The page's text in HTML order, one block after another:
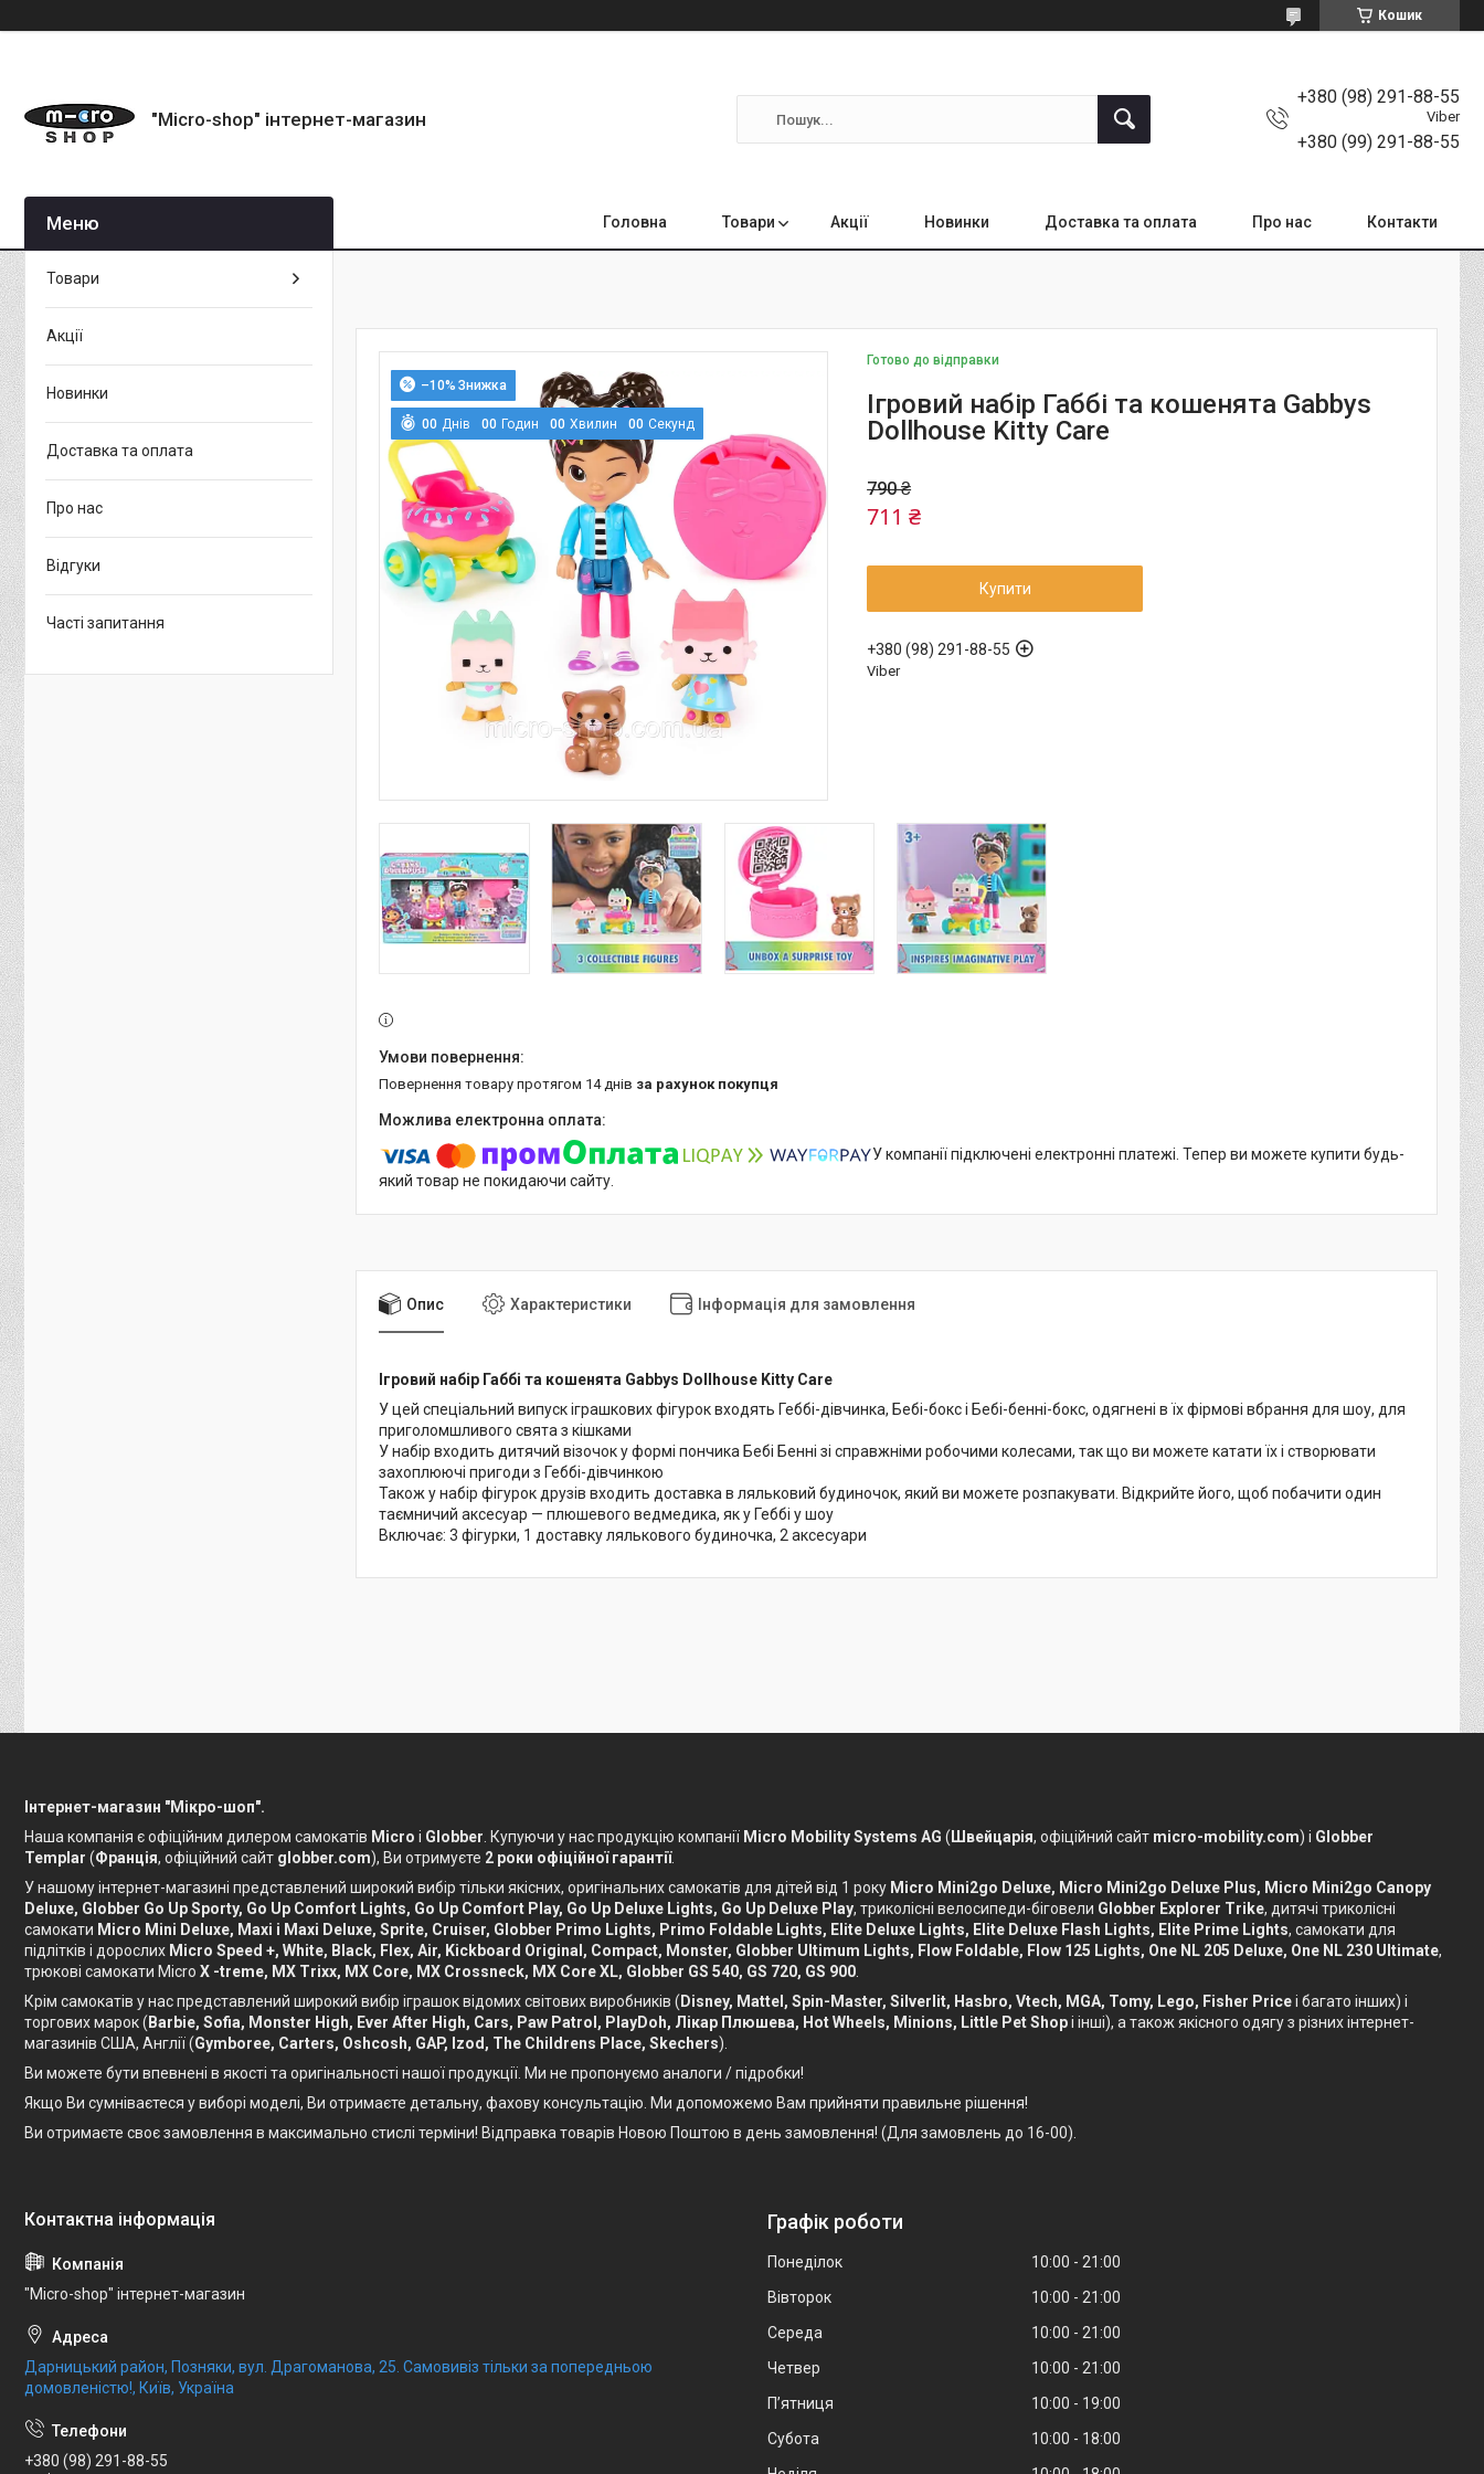
Кошик
"Micro-shop" інтернет-магазин
+380 (98) 291-88-55
Viber
+380 (99) 291-88-55
Головна Товари Акції Новинки Доставка та оплата Про нас Контакти
–10%
00 Днів 00 Годин 00 Хвилин 00 Секунд
Готово до відправки
Ігровий набір Габбі та кошенята Gabbys
Dollhouse Kitty Care
790 ₴
711 ₴
Купити
+380 (98) 291-88-55
Viber
повернення товару протягом 14 днів за рахунок покупця
У компанії підключені електронні платежі. Тепер ви можете купити будь-
який товар не покидаючи сайту.
Опис Характеристики Інформація для замовлення
Ігровий набір Габбі та кошенята Gabbys Dollhouse Kitty Care
У цей спеціальний випуск іграшкових фігурок входять Геббі-дівчинка, Бебі-бокс і Бебі-бенні-бокс, одягнені в їх фірмові вбрання для шоу, для
приголомшливого свята з кішками
У набір входить дитячий візочок у формі пончика Бебі Бенні зі справжніми робочими колесами, так що ви можете катати їх і створювати
захоплюючі пригоди з Геббі-дівчинкою
Також у набір фігурок друзів входить доставка в ляльковий будиночок, який ви можете розпакувати. Відкрийте його, щоб побачити один
таємничий аксесуар — плюшевого ведмедика, як у Геббі у шоу
Включає: 3 фігурки, 1 доставку лялькового будиночка, 2 аксесуари
Товари
Акції
Новинки
Доставка та оплата
Про нас
Відгуки
Часті запитання
Інтернет-магазин "Мікро-шоп".
Наша компанія є офіційним дилером самокатів Micro і Globber . Купуючи у нас продукцію компанії Micro Mobility Systems AG ( Швейцарія, офіційний сайт micro-mobility.com) і Globber
Templar (Франція, офіційний сайт globber.com), Ви отримуєте 2 роки офіційної гарантії.
У нашому інтернет-магазині представлений широкий вибір тільки якісних, оригінальних самокатів для дітей від 1 року Micro Mini2go Deluxe, Micro Mini2go Deluxe Plus, Micro Mini2go Canopy
Deluxe, Globber Go Up Sporty, Go Up Comfort Lights, Go Up Comfort Play, Go Up Deluxe Lights, Go Up Deluxe Play, триколісні велосипеди-біговели Globber Explorer Trike, дитячі триколісні
самокати Micro Mini Deluxe, Maxi і Maxi Deluxe, Sprite, Cruiser, Globber Primo Lights, Primo Foldable Lights, Elite Deluxe Lights, Elite Deluxe Flash Lights, Elite Prime Lights, самокати для
підлітків і дорослих Micro Speed ​​+, White, Black, Flex, Air, Kickboard Original, Compact, Monster, Globber Ultimum Lights, Flow Foldable, Flow 125 Lights, One NL 205 Deluxe, One NL 230 Ultimate,
трюкові самокати Micro X -treme, MX Trixx, MX Core, MX Crossneck, MX Core XL, Globber GS 540, GS 720, GS 900
Крім самокатів у нас представлений широкий вибір іграшок відомих світових виробників ( Disney, Mattel, Spin-Master, Silverlit, Hasbro, Vtech, MGA, Tomy, Lego, Fisher Priceі багато інших) і
торгових марок ( Barbie, Sofia, Monster High, Ever After High, Cars, Paw Patrol, PlayDoh, Лікар Плюшева, Hot Wheels, Minions, Little Pet Shopі інші), а також якісного одягу з різних інтернет-
магазинів США, Англії (Gymboree, Carters, Oshcosh, GAP, Izod, The Childrens Place, Skechers).
Ви можете бути впевнені в якості та оригінальності нашої продукції. Ми не пропонуємо аналоги / підробки!
Якщо Ви сумніваєтеся у виборі моделі, Ви отримаєте детальну, фахову консультацію. Ми допоможемо Вам прийняти правильне рішення!
Ви отримаєте своє замовлення в максимально стислі терміни! Відправка товарів Новою Поштою в день замовлення! (Для замовлень до 16-00).
"Micro-shop" інтернет-магазин
Дарницький район, Позняки, вул. Драгоманова, 25. Самовивіз тільки за попередньою
домовленістю!, Київ, Україна
+380 (98) 291-88-55
Графік роботи
Понеділок 10:00
21:00
Вівторок
10:00
21:00
Середа
10:00
21:00
Четвер
10:00
21:00
Пʼятниця
10:00
19:00
Субота
10:00
18:00